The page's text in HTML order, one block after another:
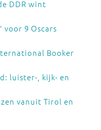
DDR wint
voor 9 Oscars
Booker
luister-, kijk- en
vanuit Tirol en